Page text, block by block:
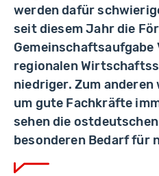
werden dafür
seit diesem Jahr die
Gemeinschaftsaufgabe
regionalen
niedriger. Zum
um gute Fachkräfte
sehen die
besonderen Bedarf für